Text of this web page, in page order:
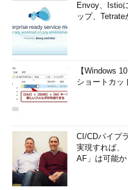
ラー メッセージが表
883821）
Windows Update のエ
たは "0x80070003"
910336）
Windows Server 2003
Update Web ページま
910359）
Windows Update サイ
0xC800021F エラーが
910709）
Envoy、Istio
ップ、
【Windows
ショートカッ
CI/CDパイプ
実現すれば、
AF」は可能か